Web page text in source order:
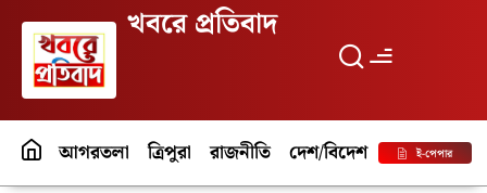
খবরে প্রতিবাদ
আগরতলা ত্রিপুরা রাজনীতি দেশ/বিদেশ পর্যটনই-পেপার